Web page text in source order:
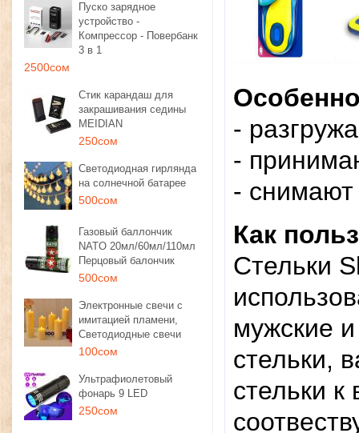
Пуско зарядное
устройство -
Компрессор - Повербанк
3 в 1
2500сом
Стик карандаш для
закрашивания седины
MEIDIAN
250сом
Светодиодная гирлянда
на солнечной батарее
500сом
Газовый баллончик
NATO 20мл/60мл/110мл
Перцовый балончик
500сом
Электронные свечи с
имитацией пламени,
Светодиодные свечи
100сом
Ультрафиолетовый
фонарь 9 LED
250сом
-
-
- снимают
Как
Стельки
мужские
стельки,
стельки к